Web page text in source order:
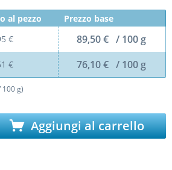
al pezzo
Prezzo base
€ 89,50 € / 100 g
€ 76,10 € / 100 g
g)
Aggiungi al carrello